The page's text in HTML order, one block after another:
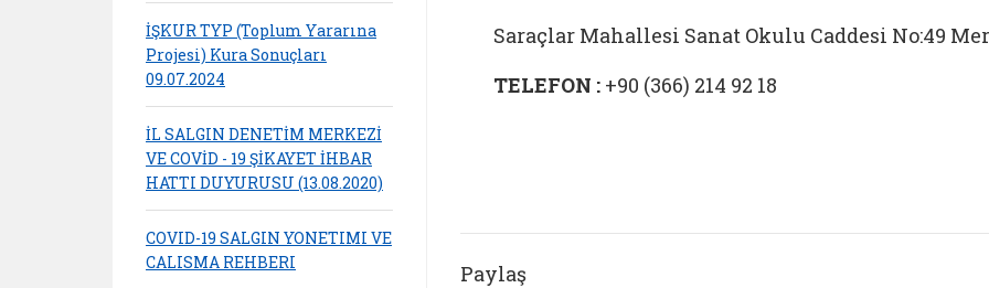
İŞKUR TYP (Toplum Yararına
Projesi) Kura Sonuçları
09.07.2024
İL SALGIN DENETİM MERKEZİ
VE COVİD - 19 ŞİKAYET İHBAR
HATTI DUYURUSU (13.08.2020)
COVID-19 SALGIN YONETIMI VE
CALISMA REHBERI
Saraçlar Mahallesi Sanat Okulu Caddesi No:49
TELEFON : +90 (366) 214 92 18
Paylaş